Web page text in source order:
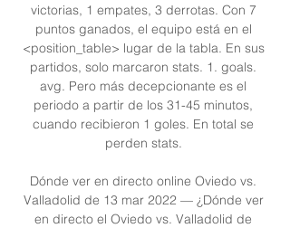
victorias, 1 empates, 3 derrotas. Con 7
puntos ganados, el equipo está en el
<position_table> lugar de la tabla. En sus
partidos, solo marcaron stats. 1. goals.
avg. Pero más decepcionante es el
periodo a partir de los 31-45 minutos,
cuando recibieron 1 goles. En total se
perden stats.
Dónde ver en directo online Oviedo vs.
Valladolid de 13 mar 2022 — ¿Dónde ver
en directo el Oviedo vs. Valladolid de